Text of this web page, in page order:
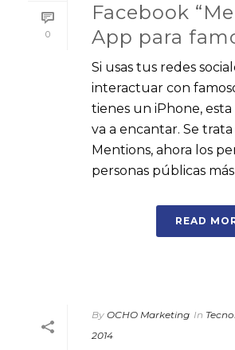
0
Facebook
App para
Si usas tus redes
interactuar con
tienes un iPhone,
va a encantar. Se
Mentions, ahora los
personas públicas más
READ
By OCHO Marketing In
2014